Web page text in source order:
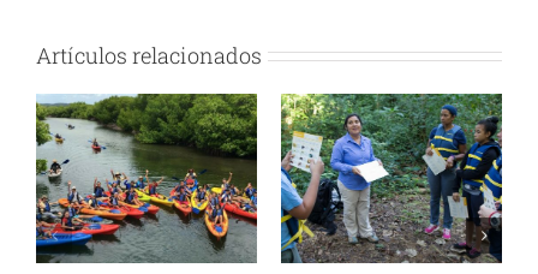
Artículos relacionados